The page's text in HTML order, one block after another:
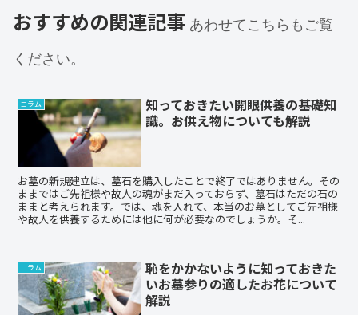
おすすめの関連記事 あわせてこちらもご覧
ください。
コラム
知っておきたい開眼供養の基礎知
識。お供え物についても解説
お墓の新規建立は、墓石を購入したことで終了ではありません。その
ままではご先祖様や故人の魂がまだ入っておらず、墓石はただの石の
ままと考えられます。では、魂を入れて、本当のお墓としてご先祖様
や故人を供養するためには他に何が必要なのでしょうか。そ...
コラム
恥をかかないように知っておきた
いお墓参りの適したお花について
解説